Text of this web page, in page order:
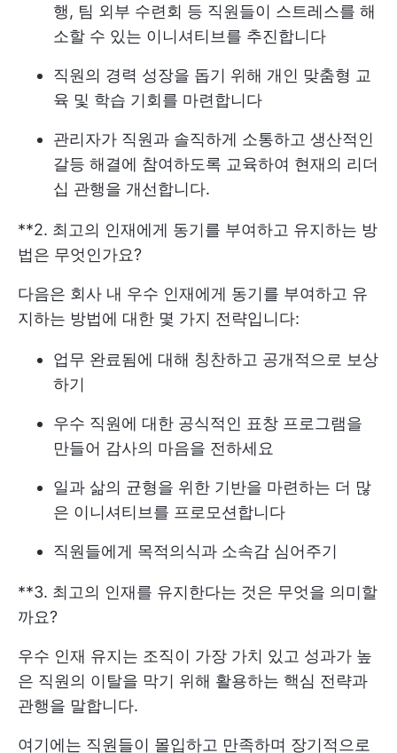
행, 팀 외부 수련회 등 직원들이 스트레스를 해
소할 수 있는 이니셔티브를 추진합니다
직원의 경력 성장을 돕기 위해 개인 맞춤형 교
육 및 학습 기회를 마련합니다
관리자가 직원과 솔직하게 소통하고 생산적인
갈등 해결에 참여하도록 교육하여 현재의 리더
십 관행을 개선합니다.
**2. 최고의 인재에게 동기를 부여하고 유지하는 방
법은 무엇인가요?
다음은 회사 내 우수 인재에게 동기를 부여하고 유
지하는 방법에 대한 몇 가지 전략입니다:
업무 완료됨에 대해 칭찬하고 공개적으로 보상
하기
우수 직원에 대한 공식적인 표창 프로그램을
만들어 감사의 마음을 전하세요
일과 삶의 균형을 위한 기반을 마련하는 더 많
은 이니셔티브를 프로모션합니다
직원들에게 목적의식과 소속감 심어주기
**3. 최고의 인재를 유지한다는 것은 무엇을 의미할
까요?
우수 인재 유지는 조직이 가장 가치 있고 성과가 높
은 직원의 이탈을 막기 위해 활용하는 핵심 전략과
관행을 말합니다.
여기에는 직원들이 몰입하고 만족하며 장기적으로